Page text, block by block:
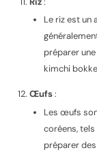
Le riz est un
préparer
kimchi
Œufs:
Les œufs
coréens,
préparer